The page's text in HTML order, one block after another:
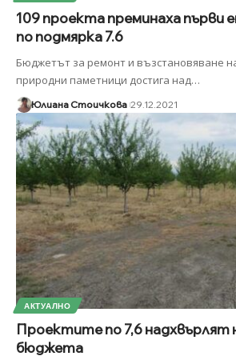
109 проекта преминаха първи
по подмярка 7.6
Бюджетът за ремонт и възстановяване
природни паметници достига над…
Юлиана Стоичкова 29.12.2021
АКТУАЛНО
Проектите по 7,6 надхвърлят
бюджета